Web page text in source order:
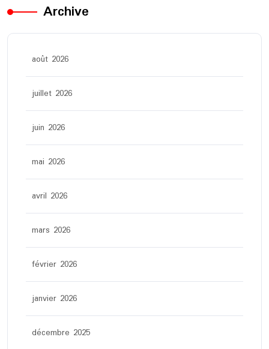
Archive
août 2026
juillet 2026
juin 2026
mai 2026
avril 2026
mars 2026
février 2026
janvier 2026
décembre 2025